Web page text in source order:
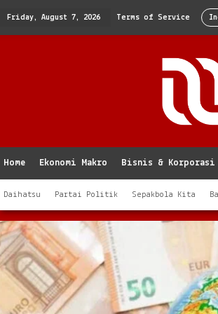
Friday, August 7, 2026 Terms of Service
Home Ekonomi Makro Bisnis & Korporasi
Daihatsu Partai Politik Sepakbola Kita